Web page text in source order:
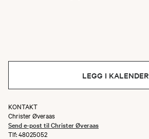
LEGG I KALENDER
KONTAKT
Christer Øveraas
Send e-post til Christer Øveraas
Tlf: 48025052